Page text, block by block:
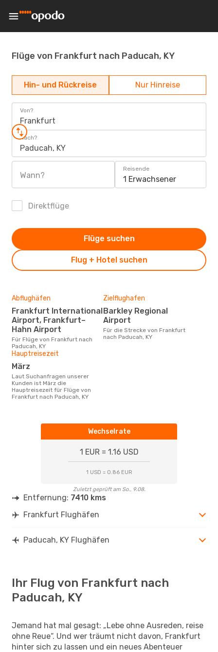
Flüge von Frankfurt nach Paducah, KY
Hin- und Rückreise Nur Hinreise
Von?
Frankfurt
Nach?
Paducah, KY
Wann?
Reisende
1 Erwachsener
Direktflüge
Flug + Hotel suchen
Flüge suchen
Abflughäfen
Frankfurt International
Airport, Frankfurt–
Hahn Airport
Für Flüge von Frankfurt nach
Paducah, KY
Zielflughafen
Barkley Regional
Airport
Für die Strecke von Frankfurt
nach Paducah, KY
Hauptreisezeit
März
Laut Suchanfragen unserer
Kunden ist März die
Hauptreisezeit für Flüge von
Frankfurt nach Paducah, KY
Wechselrate
1 EUR = 1.16 USD
1 USD = 0.86 EUR
Zuletzt geprüft am So., 9.08.
Entfernung: 7410 kms
Frankfurt Flughäfen
Paducah, KY Flughäfen
Ihr Flug von Frankfurt nach
Paducah, KY
Jemand hat mal gesagt: „Lebe ohne Ausreden, reise
ohne Reue“. Und wer träumt nicht davon, Frankfurt
hinter sich zu lassen und ein neues Abenteuer